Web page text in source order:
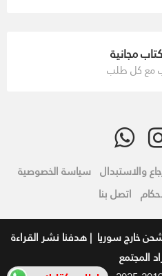
مجانية
مع كل طلب
والاستبدال سياسة الخصوصية
اتصل بنا
خارج سوريا | هدفنا نشر القراءة
المجتمع